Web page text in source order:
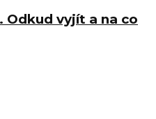
Odkud vyjít a na co